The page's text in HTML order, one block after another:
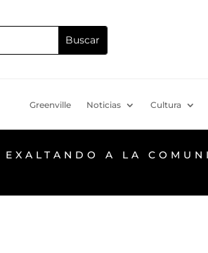
Greenville Noticias Cultura
EXALTANDO A LA